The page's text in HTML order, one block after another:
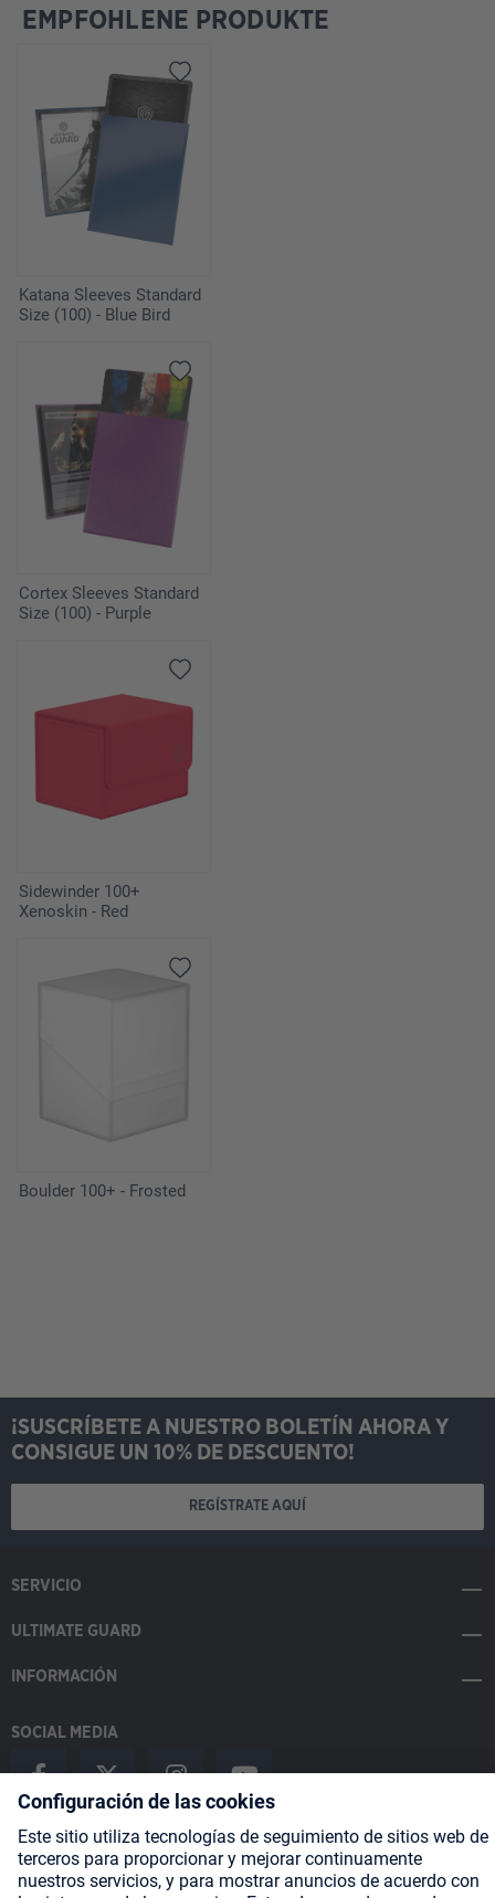
Omitir la galería de productos
EMPFOHLENE PRODUKTE
Katana Sleeves Standard
Size (100) - Blue Bird
Cortex Sleeves Standard
Size (100) - Purple
Sidewinder 100+
Xenoskin - Red
Boulder 100+ - Frosted
¡SUSCRÍBETE A NUESTRO BOLETÍN AHORA Y
CONSIGUE UN 10% DE DESCUENTO!
REGÍSTRATE AQUÍ
SERVICIO
ULTIMATE GUARD
INFORMACIÓN
SOCIAL MEDIA
Payment Methods